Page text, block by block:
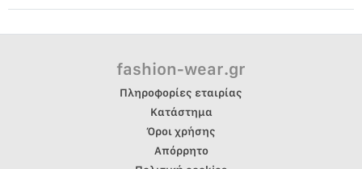
fashion-wear.gr
Πληροφορίες εταιρίας
Κατάστημα
Όροι χρήσης
Απόρρητο